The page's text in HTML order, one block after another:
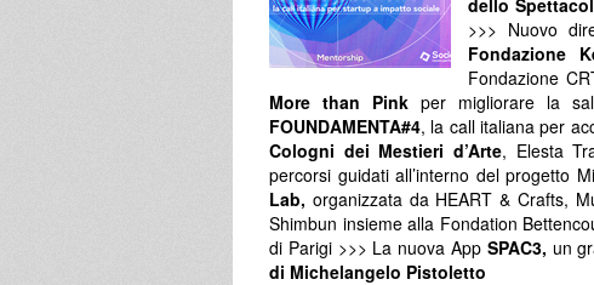
>>> Nuovo
Fondazione
Fondazione
More than Pink per migliorare la
FOUNDAMENTA#4, la call italiana per
Cologni dei Mestieri d’Arte, Elesta
percorsi guidati all’interno del progetto
Lab, organizzata da HEART & Crafts,
Shimbun insieme alla Fondation
di Parigi >>> La nuova App SPAC3, un
di Michelangelo Pistoletto